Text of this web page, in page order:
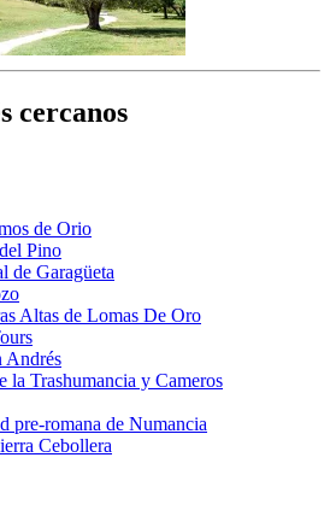
cercanos
de Orio
Pino
de Garagüeta
Altas de Lomas De Oro
Andrés
la Trashumancia y Cameros
pre-romana de Numancia
Cebollera